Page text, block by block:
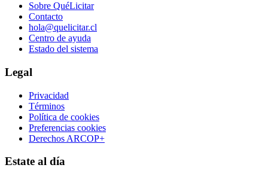
Sobre QuéLicitar
Contacto
hola@quelicitar.cl
Centro de ayuda
Estado del sistema
Legal
Privacidad
Términos
Política de cookies
Preferencias cookies
Derechos ARCOP+
Estate al día